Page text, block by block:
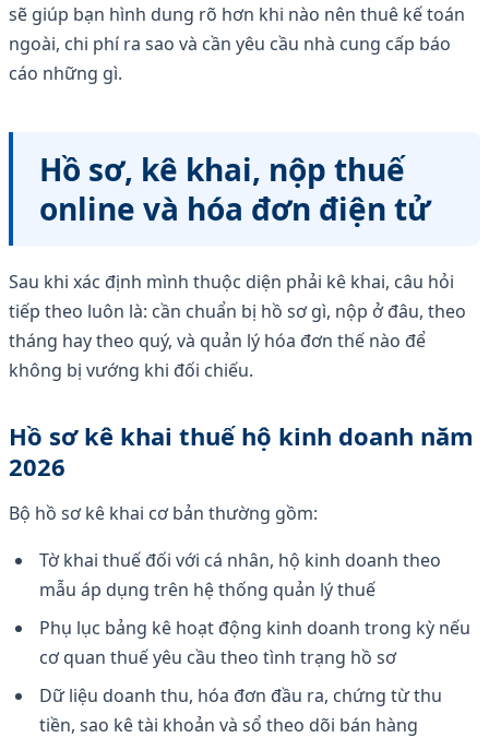
sẽ giúp bạn hình dung rõ hơn khi nào nên thuê kế toán
ngoài, chi phí ra sao và cần yêu cầu nhà cung cấp báo
cáo những gì.
Hồ sơ, kê khai, nộp thuế
online và hóa đơn điện tử
Sau khi xác định mình thuộc diện phải kê khai, câu hỏi
tiếp theo luôn là: cần chuẩn bị hồ sơ gì, nộp ở đâu, theo
tháng hay theo quý, và quản lý hóa đơn thế nào để
không bị vướng khi đối chiếu.
Hồ sơ kê khai thuế hộ kinh doanh năm
2026
Bộ hồ sơ kê khai cơ bản thường gồm:
Tờ khai thuế đối với cá nhân, hộ kinh doanh theo
mẫu áp dụng trên hệ thống quản lý thuế
Phụ lục bảng kê hoạt động kinh doanh trong kỳ nếu
cơ quan thuế yêu cầu theo tình trạng hồ sơ
Dữ liệu doanh thu, hóa đơn đầu ra, chứng từ thu
tiền, sao kê tài khoản và sổ theo dõi bán hàng